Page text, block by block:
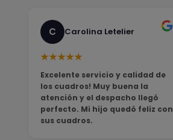
C Carolina Letelier
★★★★★
Excelente servicio y calidad de
los cuadros! Muy buena la
atención y el despacho llegó
perfecto. Mi hijo quedó feliz con
sus cuadros.